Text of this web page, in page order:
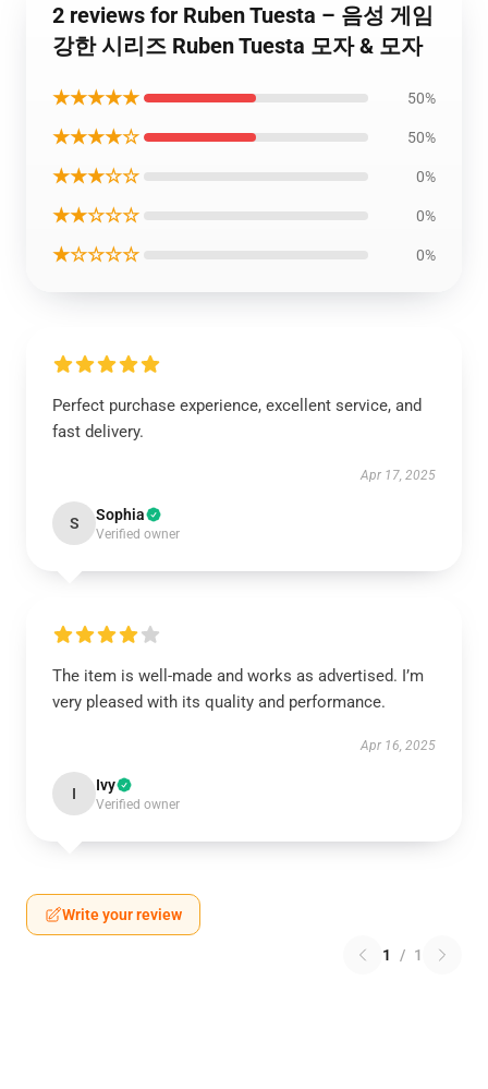
2 reviews for Ruben Tuesta – 음성 게임
강한 시리즈 Ruben Tuesta 모자 & 모자
★★★★★ 50%
★★★★☆ 50%
★★★☆☆ 0%
★★☆☆☆ 0%
★☆☆☆☆ 0%
Perfect purchase experience, excellent service, and
fast delivery.
Apr 17, 2025
S Sophia
Verified owner
The item is well-made and works as advertised. I’m
very pleased with its quality and performance.
Apr 16, 2025
I Ivy
Verified owner
Write your review
1 / 1